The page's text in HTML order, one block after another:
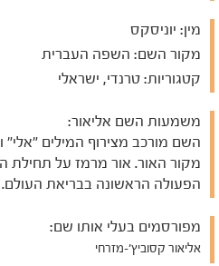
מין: יוניסקס
מקור השם: השפה העברית
קטגוריות: טרנדי, ישראלי
משמעות השם אליאור:
השם מורכב מצירוף המילים "אלי"
מקור האור. אור מרמז על תחילת
הפעולה הראשונה בבריאת העולם.
מפורסמים בעלי אותו שם:
אליאור קסוביץ'-מזרחי